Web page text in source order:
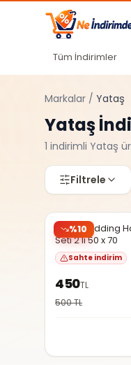
Ana içeriğe atla
Tüm İndirimler
Markalar / Yataş
Yataş
1 indirimli Yataş
Filtrele
%10
Yataş Bedding
Seti 2'li 50 x 70
Sahte indirim
450TL
500TL